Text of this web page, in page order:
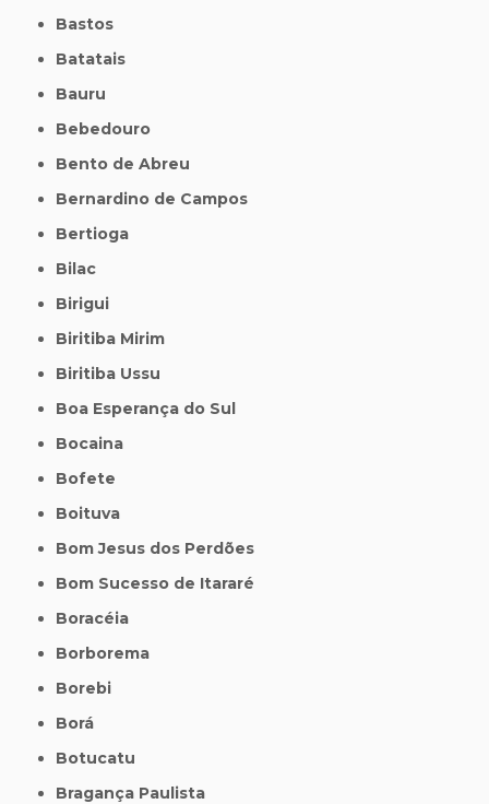
Bastos
Batatais
Bauru
Bebedouro
Bento de Abreu
Bernardino de Campos
Bertioga
Bilac
Birigui
Biritiba Mirim
Biritiba Ussu
Boa Esperança do Sul
Bocaina
Bofete
Boituva
Bom Jesus dos Perdões
Bom Sucesso de Itararé
Boracéia
Borborema
Borebi
Borá
Botucatu
Bragança Paulista